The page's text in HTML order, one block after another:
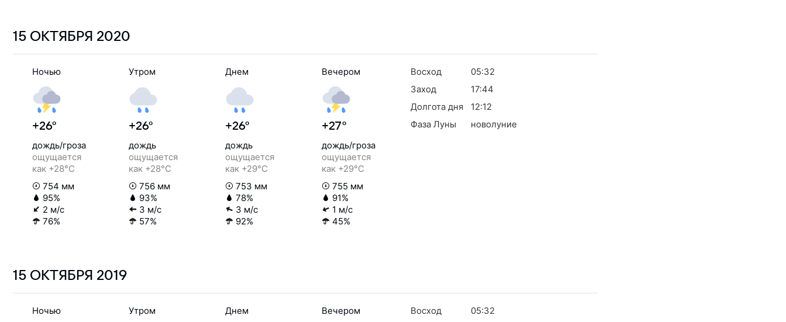
15 ОКТЯБРЯ 2020
Ночью
+26°
дождь/гроза
ощущается
как +28°C
754 мм
95%
2 м/с
76%
Утром
+26°
дождь
ощущается
как +28°C
756 мм
93%
3 м/с
57%
Днем
+26°
дождь
ощущается
как +29°C
753 мм
78%
3 м/с
92%
Вечером
+27°
дождь/гроза
ощущается
как +29°C
755 мм
91%
1 м/с
45%
Восход
05:32
Заход
17:44
Долгота дня
12:12
Фаза Луны
новолуние
15 ОКТЯБРЯ 2019
Ночью Утром Днем Вечером Восход
05:32